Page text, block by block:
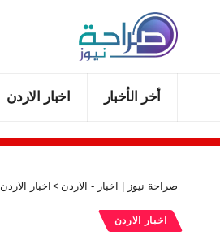
أخر الأخبار اخبار الاردن
صراحة نيوز | اخبار - الاردن > اخبار الاردن
اخبار الاردن